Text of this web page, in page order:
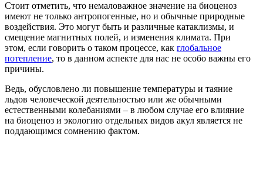
Стоит отметить, что немаловажное значение на биоценоз
имеют не только антропогенные, но и обычные природные
воздействия. Это могут быть и различные катаклизмы, и
смещение магнитных полей, и изменения климата. При
этом, если говорить о таком процессе, как глобальное
потепление, то в данном аспекте для нас не особо важны его
причины.
Ведь, обусловлено ли повышение температуры и таяние
льдов человеческой деятельностью или же обычными
естественными колебаниями – в любом случае его влияние
на биоценоз и экологию отдельных видов акул является не
поддающимся сомнению фактом.